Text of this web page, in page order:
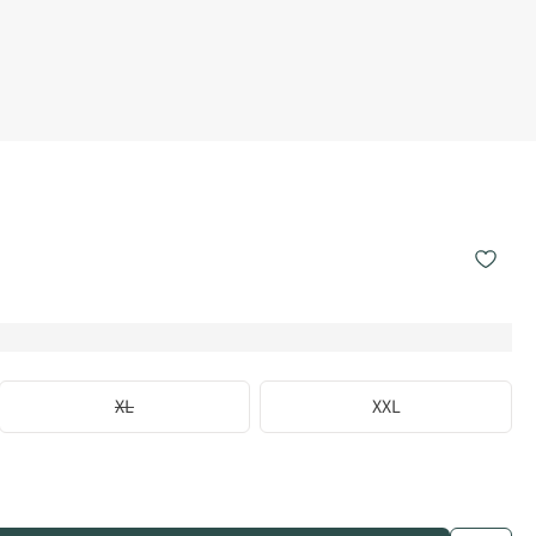
XL XXL